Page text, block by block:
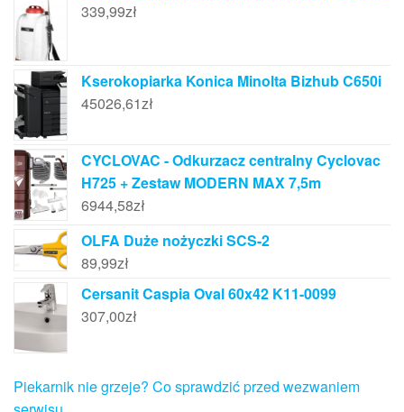
339,99zł
Kserokopiarka Konica Minolta Bizhub C650i
45026,61zł
CYCLOVAC - Odkurzacz centralny Cyclovac
H725 + Zestaw MODERN MAX 7,5m
6944,58zł
OLFA Duże nożyczki SCS-2
89,99zł
Cersanit Caspia Oval 60x42 K11-0099
307,00zł
Piekarnik nie grzeje? Co sprawdzić przed wezwaniem